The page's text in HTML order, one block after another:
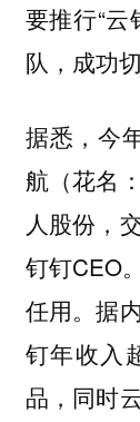
要推行“云
队，成功
据悉，今
航（花名
人股份，
钉钉CEO
任用。据
钉年收入
品，同时